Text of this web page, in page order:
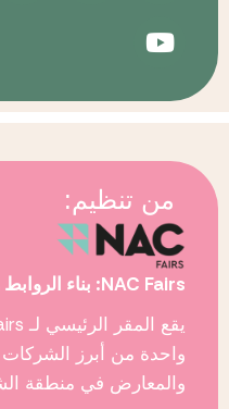
من تنظيم:
NAC Fairs: بناء الروابط وتحقيق النجاح
يقع المقر الرئيسي لـ
واحدة من أبرز الشركات
والمعارض في منطقة